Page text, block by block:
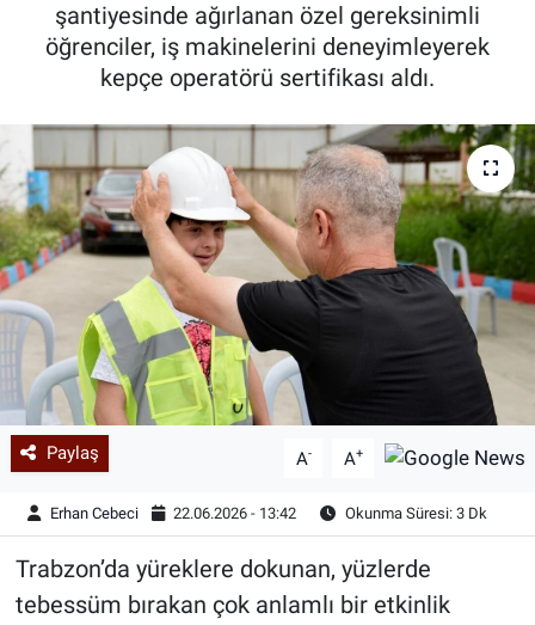
şantiyesinde ağırlanan özel gereksinimli
öğrenciler, iş makinelerini deneyimleyerek
kepçe operatörü sertifikası aldı.
Paylaş A- A+
Erhan Cebeci 22.06.2026 - 13:42 Okunma Süresi: 3 Dk
Trabzon’da yüreklere dokunan, yüzlerde
tebessüm bırakan çok anlamlı bir etkinlik
Haber Arşivi